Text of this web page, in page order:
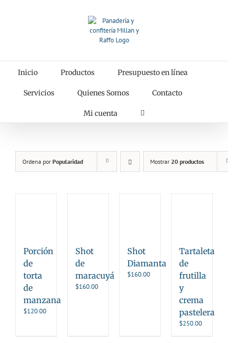
Inicio Productos Presupuesto en línea
Servicios Quienes Somos Contacto
Mi cuenta
Ordena por Popularidad Mostrar 20 productos
Porción
de
torta
de
manzana
$120.00
Shot
de
maracuyá
$160.00
Shot
Diamanta
$160.00
Tartaleta
de
frutilla
y
crema
pastelera
$250.00